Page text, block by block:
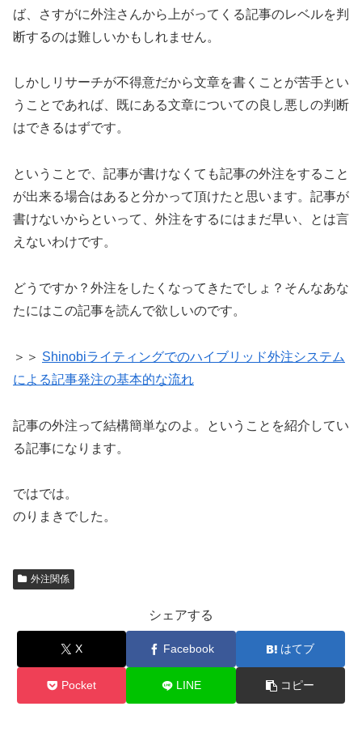
ば、さすがに外注さんから上がってくる記事のレベルを判
断するのは難しいかもしれません。
しかしリサーチが不得意だから文章を書くことが苦手とい
うことであれば、既にある文章についての良し悪しの判断
はできるはずです。
ということで、記事が書けなくても記事の外注をすること
が出来る場合はあると分かって頂けたと思います。記事が
書けないからといって、外注をするにはまだ早い、とは言
えないわけです。
どうですか？外注をしたくなってきたでしょ？そんなあな
たにはこの記事を読んで欲しいのです。
＞＞ Shinobiライティングでのハイブリッド外注システム
による記事発注の基本的な流れ
記事の外注って結構簡単なのよ。ということを紹介してい
る記事になります。
ではでは。
のりまきでした。
外注関係
シェアする
X Facebook はてブ
Pocket LINE コピー